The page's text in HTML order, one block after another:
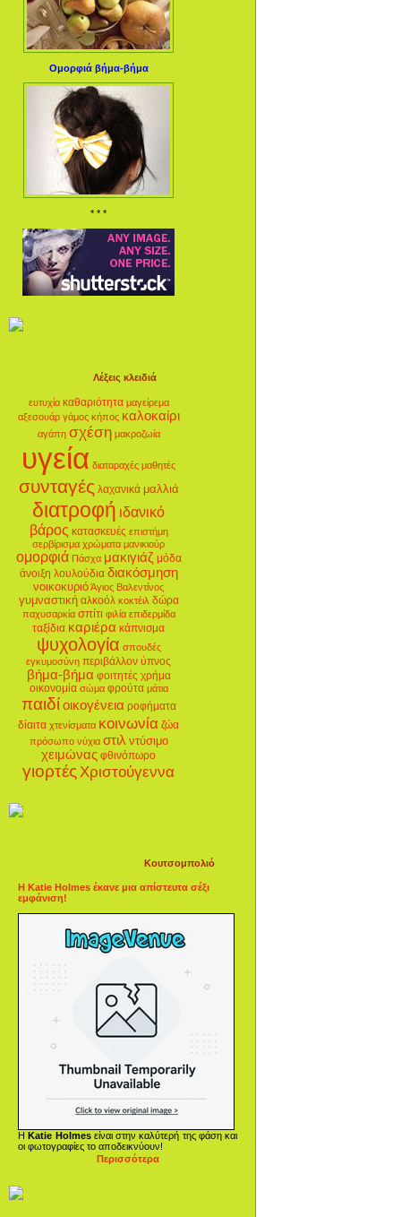
Ομορφιά βήμα-βήμα
* * *
Λέξεις κλειδιά
ευτυχία καθαριότητα μαγείρεμα
αξεσουάρ γάμος κήπος καλοκαίρι
αγάπη σχέση μακροζωία
υγεία διαταραχές μαθητές
συνταγές λαχανικά μαλλιά
διατροφή ιδανικό
βάρος κατασκευές επιστήμη
σερβίρισμα χρώματα μανικιούρ
ομορφιά Πάσχα μακιγιάζ μόδα
άνοιξη λουλούδια διακόσμηση
νοικοκυριόΆγιος Βαλεντίνος
γυμναστική αλκοόλ κοκτέιλ δώρα
παχυσαρκία σπίτι φιλία επιδερμίδα
ταξίδια καριέρα κάπνισμα
ψυχολογία σπουδές
εγκυμοσύνη περιβάλλον ύπνος
βήμα-βήμα φοιτητές χρήμα
οικονομία σώμα φρούτα μάτια
παιδί οικογένεια ροφήματα
δίαιτα χτενίσματα κοινωνία ζώα
πρόσωπο νύχια στιλ ντύσιμο
χειμώνας φθινόπωρο
γιορτές Χριστούγεννα
Κουτσομπολιό
Η Katie Holmes έκανε μια απίστευτα σέξι
εμφάνιση!
ΗKatie Holmesείναι στην καλύτερή της φάση και
οι φωτογραφίες το αποδεικνύουν!
Περισσότερα